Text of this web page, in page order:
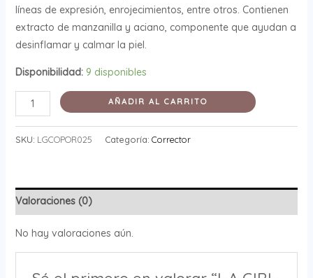
líneas de expresión, enrojecimientos, entre otros. Contienen
extracto de manzanilla y aciano, componente que ayudan a
desinflamar y calmar la piel.
Disponibilidad: 9 disponibles
AÑADIR AL CARRITO
SKU: LGCOPOR025 Categoría: Corrector
Valoraciones (0)
No hay valoraciones aún.